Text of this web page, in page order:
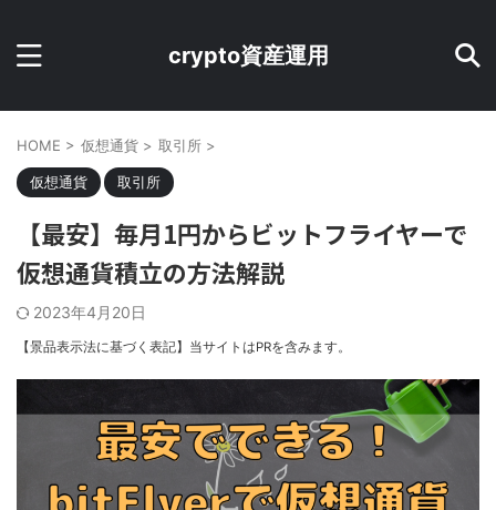
crypto資産運用
HOME > 仮想通貨 > 取引所 >
仮想通貨 取引所
【最安】毎月1円からビットフライヤーで
仮想通貨積立の方法解説
2023年4月20日
【景品表示法に基づく表記】当サイトはPRを含みます。